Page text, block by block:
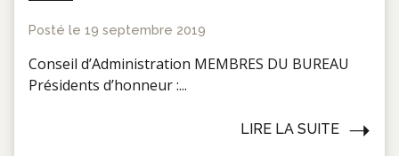
Posté le 19 septembre 2019
Conseil d’Administration MEMBRES DU BUREAU
Présidents d’honneur :...
LIRE LA SUITE